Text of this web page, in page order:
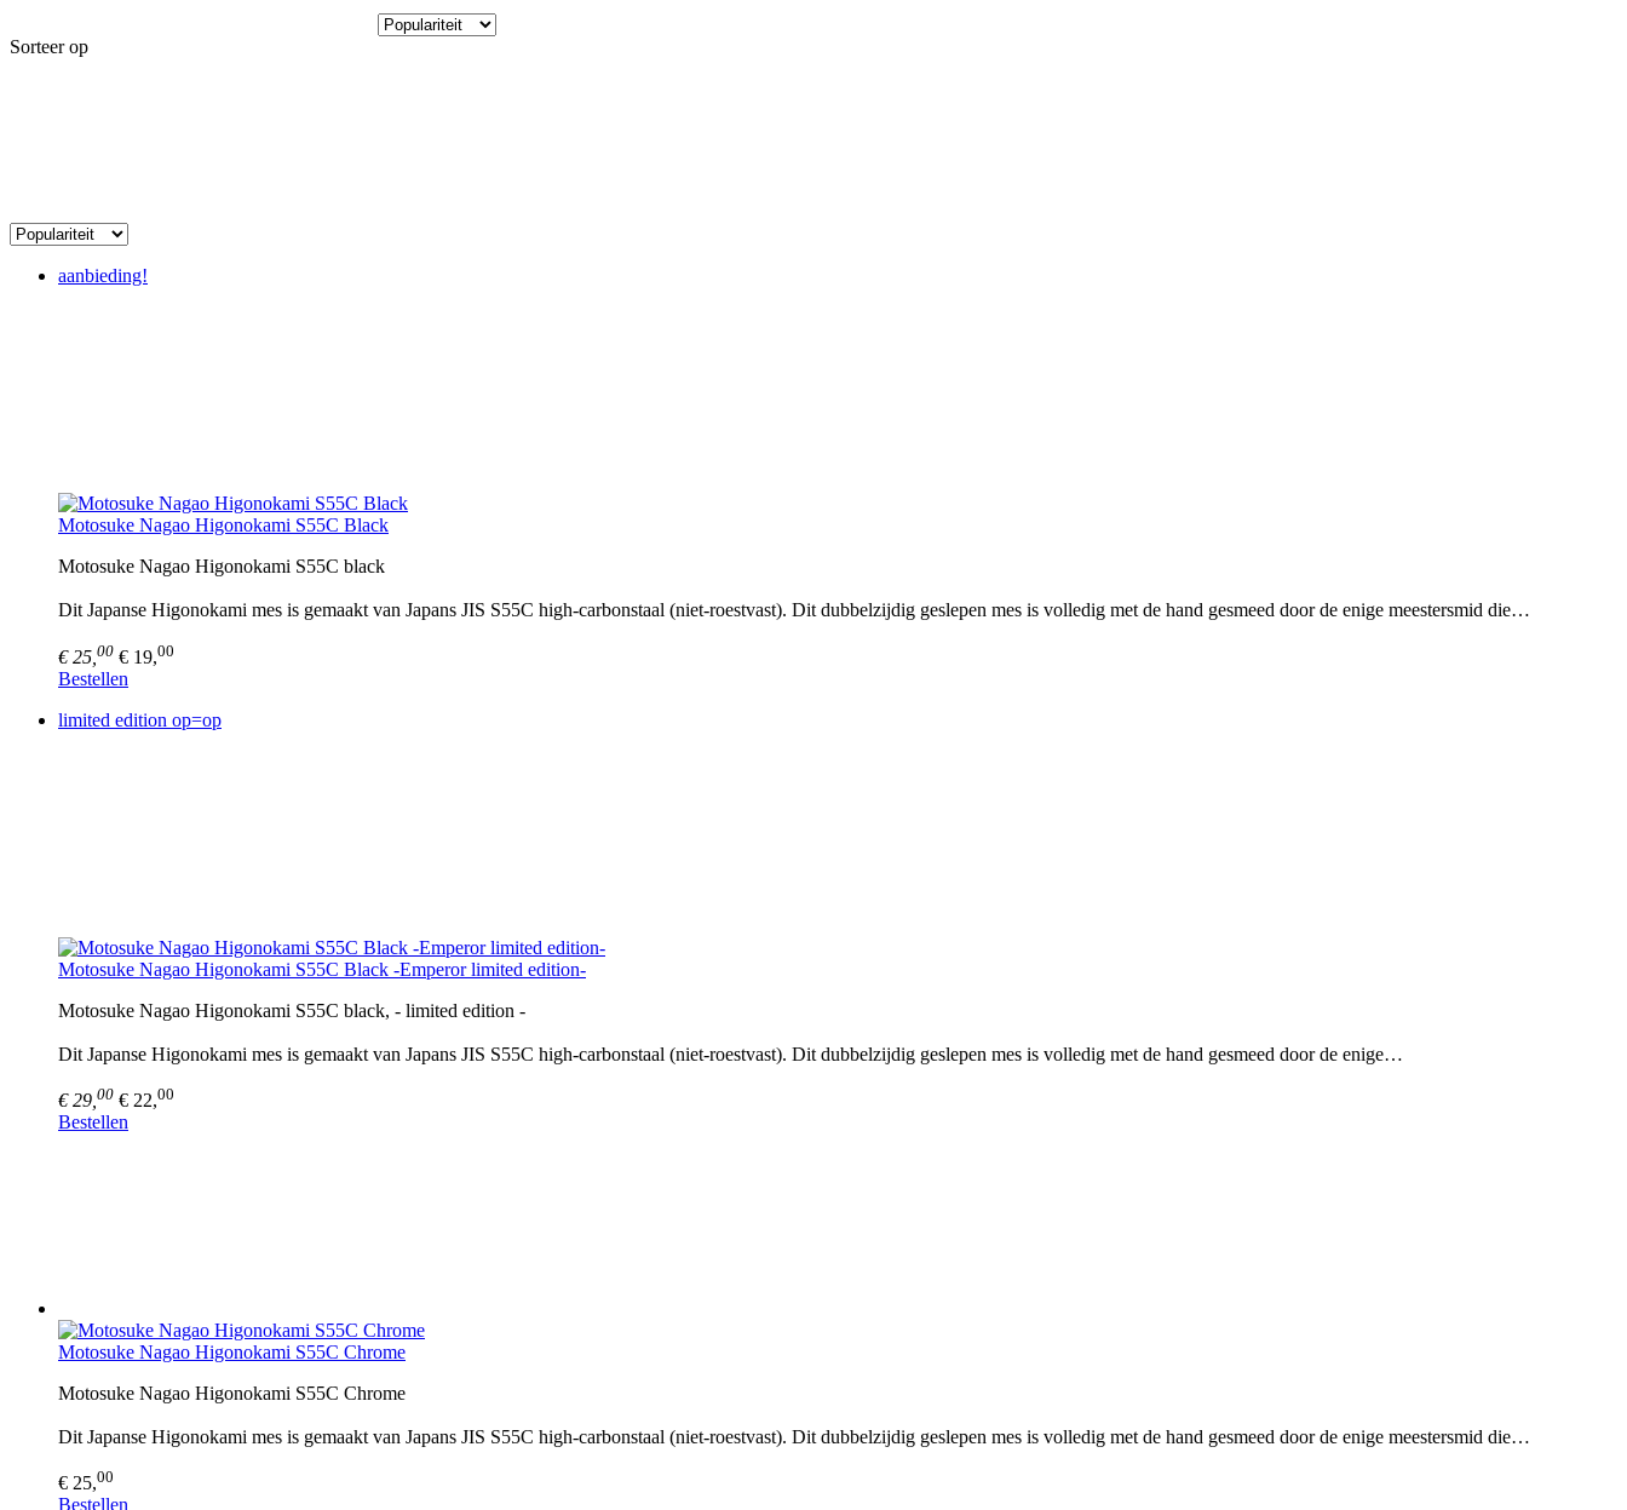
Sorteer op
aanbieding!
Motosuke Nagao Higonokami S55C Black
Motosuke Nagao Higonokami S55C black
Dit Japanse Higonokami mes is gemaakt van Japans JIS S55C high-carbonstaal (niet-roestvast). Dit dubbelzijdig geslepen mes is volledig met de hand gesmeed door de enige meestersmid die…
€ 25, 00 € 19,00
Bestellen
limited edition op=op
Motosuke Nagao Higonokami S55C Black -Emperor limited edition-
Motosuke Nagao Higonokami S55C black, - limited edition -
Dit Japanse Higonokami mes is gemaakt van Japans JIS S55C high-carbonstaal (niet-roestvast). Dit dubbelzijdig geslepen mes is volledig met de hand gesmeed door de enige…
€ 29, 00 € 22,00
Bestellen
Motosuke Nagao Higonokami S55C Chrome
Motosuke Nagao Higonokami S55C Chrome
Dit Japanse Higonokami mes is gemaakt van Japans JIS S55C high-carbonstaal (niet-roestvast). Dit dubbelzijdig geslepen mes is volledig met de hand gesmeed door de enige meestersmid die…
€ 25,00
Bestellen